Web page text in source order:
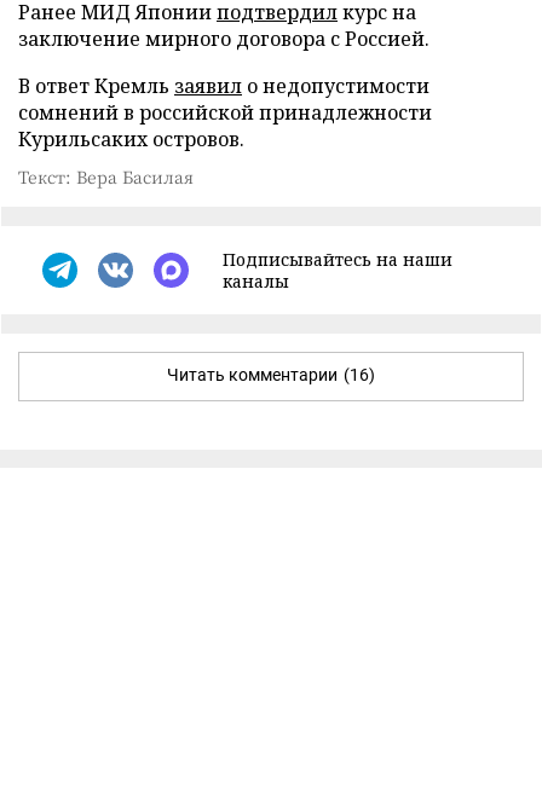
Ранее МИД Японииподтвердилкурс на
заключение мирного договора с Россией.
В ответ Кремль заявил о недопустимости
сомнений в российской принадлежности
Курильсаких островов.
Текст: Вера Басилая
Подписывайтесь на наши
каналы
Читать комментарии (16)